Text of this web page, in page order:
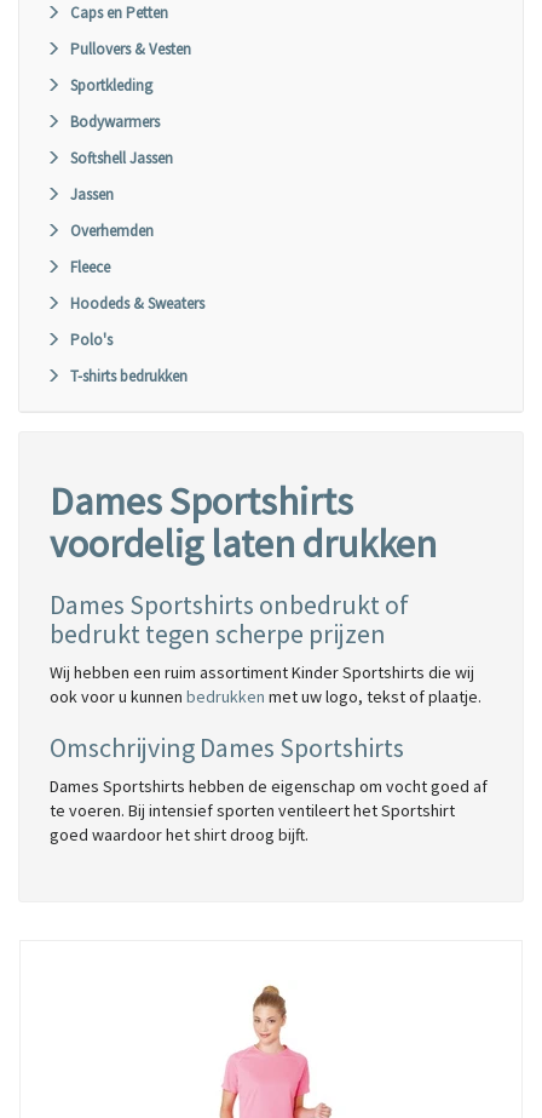
Caps en Petten
Pullovers & Vesten
Sportkleding
Bodywarmers
Softshell Jassen
Jassen
Overhemden
Fleece
Hoodeds & Sweaters
Polo's
T-shirts bedrukken
Dames Sportshirts
voordelig laten drukken
Dames Sportshirts onbedrukt of
bedrukt tegen scherpe prijzen
Wij hebben een ruim assortiment Kinder Sportshirts die wij
ook voor u kunnen bedrukken met uw logo, tekst of plaatje.
Omschrijving Dames Sportshirts
Dames Sportshirts hebben de eigenschap om vocht goed af
te voeren. Bij intensief sporten ventileert het Sportshirt
goed waardoor het shirt droog bijft.